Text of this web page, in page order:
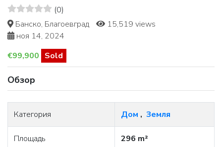
(0)
Банско, Благоевград
15,519 views
ноя 14, 2024
€99,900 Sold
Обзор
Категория Дом , Земля
Площадь 296 m²